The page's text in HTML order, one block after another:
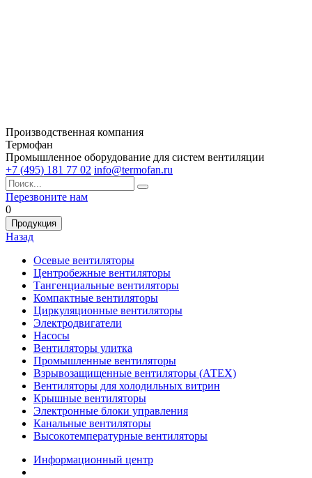
Производственная компания
Термофан
Промышленное оборудование для систем вентиляции
+7 (495) 181 77 02 info@termofan.ru
Перезвоните нам
0
Продукция
Назад
Осевые вентиляторы
Центробежные вентиляторы
Тангенциальные вентиляторы
Компактные вентиляторы
Циркуляционные вентиляторы
Электродвигатели
Насосы
Вентиляторы улитка
Промышленные вентиляторы
Взрывозащищенные вентиляторы (АТЕХ)
Вентиляторы для холодильных витрин
Крышные вентиляторы
Электронные блоки управления
Канальные вентиляторы
Высокотемпературные вентиляторы
Информационный центр